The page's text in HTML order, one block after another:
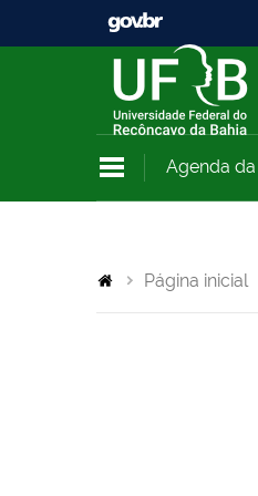
Agenda da
Página inicial